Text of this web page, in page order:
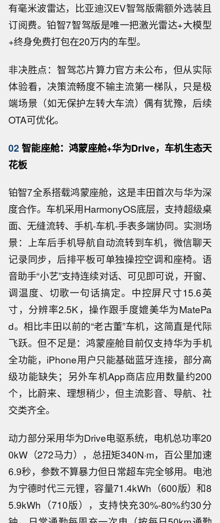
有毫米波雷达，比亚迪汉EV智驾版需额外选装且
订阅费。铂智7智驾版是唯一把激光雷达+大模型
+终身免费打包在20万内的车型。
非决胜点：智驾芯片算力官方未公布，但从实际
体验看，决策流畅度不输主流第一梯队，只是极
端场景（如无保护左转大车流）偶有犹豫，后续
OTA可优化。
02 智能座舱：鸿蒙座舱+华为Drive，车机生态天
花板
铂智7全系搭载鸿蒙座舱，这是丰田首次与华为深
度合作。车机采用HarmonyOS底层，支持超级桌
面、无缝流转、手机-车机-手表多端协同。实测场
景：上车后手机导航自动流转到车机，微信聊天
记录同步，后排平板可单独操控空调和座椅。语
音助手“小艺”支持连续对话、可见即可说，开窗、
调温度、切歌一句话搞定。中控屏尺寸15.6英
寸，分辨率2.5K，操作跟手度媲美华为MatePa
d。相比丰田以前的“老古董”车机，这简直是代际
飞跃。但不足是：鸿蒙座舱目前仅支持华为手机
全功能，iPhone用户只能基础蓝牙连接，部分高
级功能缺失；另外车机App商店应用数量约200
个，比蔚来、理想稍少，但主流影音、导航、社
交类齐全。
动力部分采用华为Drive电驱系统，电机总功率20
0kW（272马力），总扭矩340N·m，百公里加速
6.9秒，参数不算暴力但日常超车完全够用。电池
为宁德时代三元锂，容量71.4kWh（600版）和8
5.9kWh（710版），支持快充30%-80%约30分